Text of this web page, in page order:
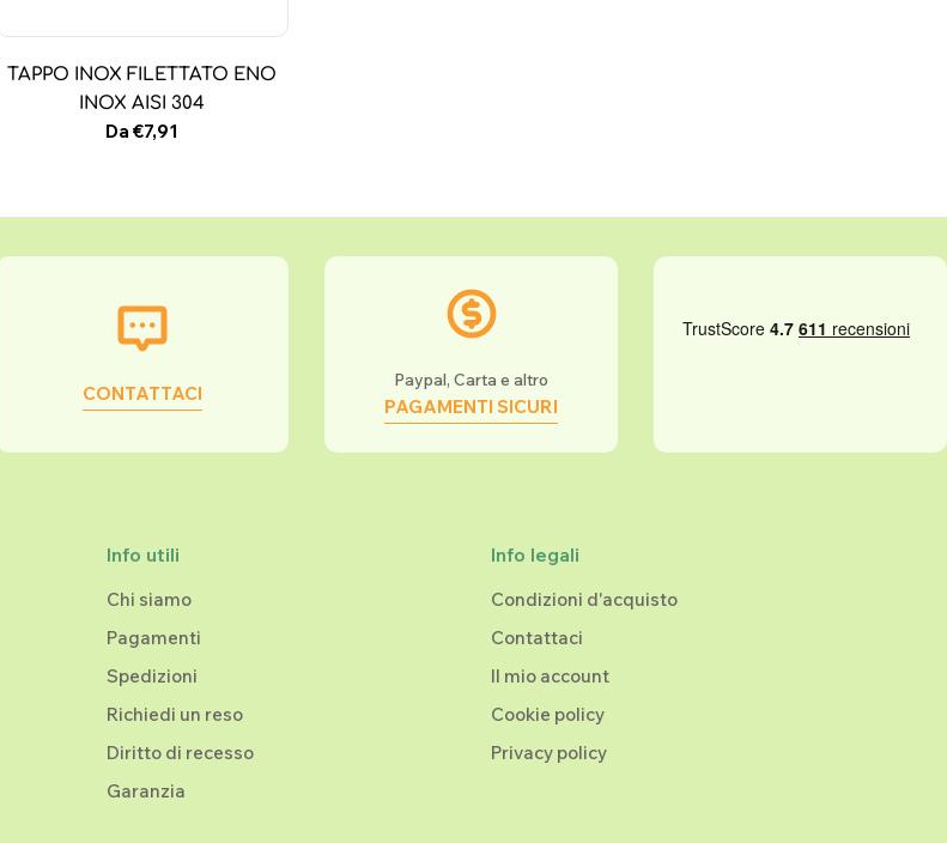
TAPPO INOX FILETTATO ENO
INOX AISI 304
Prezzo
Da €7,91
CONTATTACI
Paypal, Carta e altro
PAGAMENTI SICURI
Info utili
Chi siamo
Pagamenti
Spedizioni
Richiedi un reso
Diritto di recesso
Garanzia
Info legali
Condizioni d'acquisto
Contattaci
Il mio account
Cookie policy
Privacy policy